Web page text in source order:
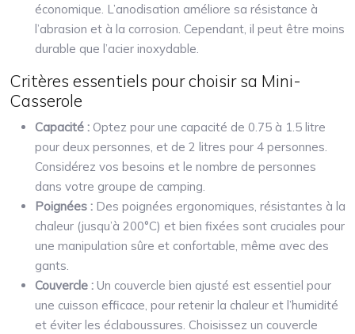
économique. L’anodisation améliore sa résistance à
l’abrasion et à la corrosion. Cependant, il peut être moins
durable que l’acier inoxydable.
Critères essentiels pour choisir sa Mini-
Casserole
Capacité : Optez pour une capacité de 0.75 à 1.5 litre
pour deux personnes, et de 2 litres pour 4 personnes.
Considérez vos besoins et le nombre de personnes
dans votre groupe de camping.
Poignées : Des poignées ergonomiques, résistantes à la
chaleur (jusqu’à 200°C) et bien fixées sont cruciales pour
une manipulation sûre et confortable, même avec des
gants.
Couvercle : Un couvercle bien ajusté est essentiel pour
une cuisson efficace, pour retenir la chaleur et l’humidité
et éviter les éclaboussures. Choisissez un couvercle